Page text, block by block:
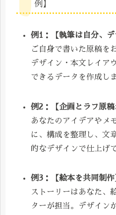
例】
例1：【執筆は自分、デ
ご自身で書いた原稿を
デザイン・本文レイア
できるデータを作成し
例2：【企画とラフ原稿
あなたのアイデアやメ
に、構成を整理し、文
的なデザインで仕上げ
例3：【絵本を共同制作
ストーリーはあなた、
ターが担当。デザイン